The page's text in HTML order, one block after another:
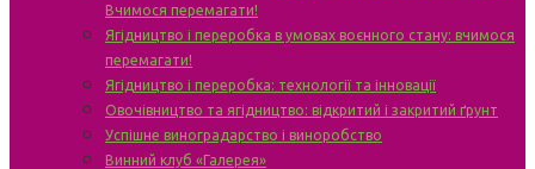
Вчимося перемагати!
Ягідництво і переробка в умовах воєнного стану: вчимося
перемагати!
Ягідництво і переробка: технології та інновації
Овочівництво та ягідництво: відкритий і закритий ґрунт
Успішне виноградарство і виноробство
Винний клуб «Галерея»